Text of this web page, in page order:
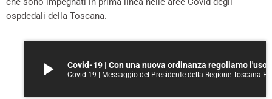
ospdedali della Toscana.
play_arrow